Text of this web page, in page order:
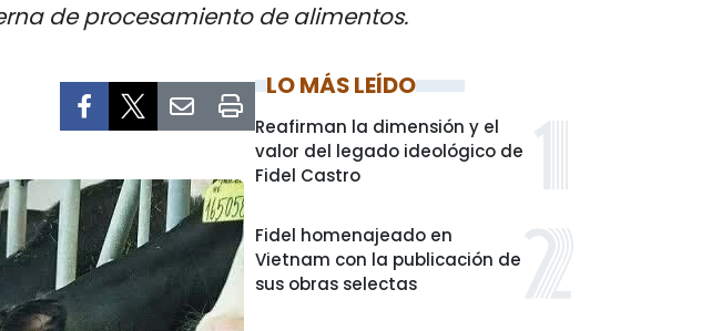
de procesamiento de alimentos.
LO MÁS LEÍDO
Reafirman la dimensión y el
valor del legado ideológico de
Fidel Castro
Fidel homenajeado en
Vietnam con la publicación de
sus obras selectas